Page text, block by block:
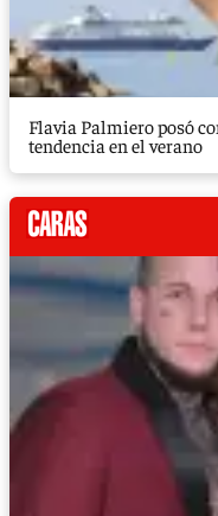
Flavia Palmiero posó
tendencia en el verano